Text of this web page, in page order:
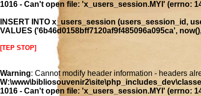
1016 - Can't open file: 'x_users_session.MYI' (errno:
INSERT INTO x_users_session (users_session_id,
VALUES ('6b46d0158bff7120af9f485096a095ca',
[TEP STOP]
Warning: Cannot modify header information - headers
1016 - Can't open file: 'x_users_session.MYI' (errno: